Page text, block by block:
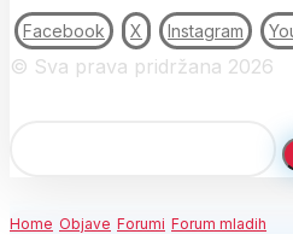
Facebook X Instagram
© Sva prava pridržana 2026
Home Objave Forumi Forum mladih